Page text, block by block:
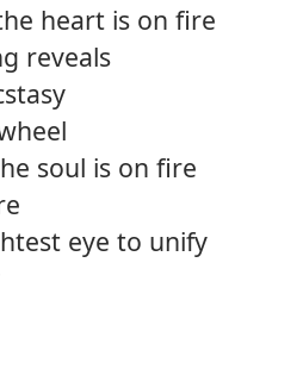
heart is on fire
reveals
soul is on fire
eye to unify